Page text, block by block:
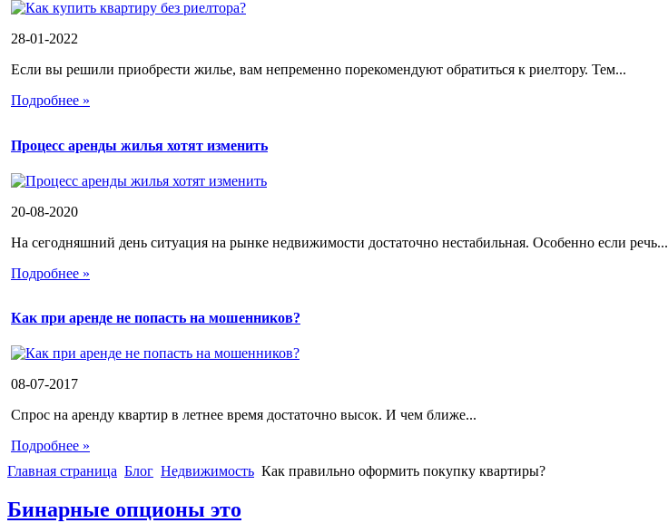
28-01-2022
Если вы решили приобрести жилье, вам непременно порекомендуют обратиться к риелтору. Тем...
Подробнее »
Процесс аренды жилья хотят изменить
20-08-2020
На сегодняшний день ситуация на рынке недвижимости достаточно нестабильная. Особенно если речь...
Подробнее »
Как при аренде не попасть на мошенников?
08-07-2017
Спрос на аренду квартир в летнее время достаточно высок. И чем ближе...
Подробнее »
Главная страница Блог Недвижимость Как правильно оформить покупку квартиры?
Бинарные опционы это